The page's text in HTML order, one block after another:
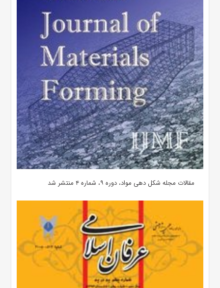
مقالات مجله شکل دهی مواد، دوره ۹، شماره ۴ منتشر شد